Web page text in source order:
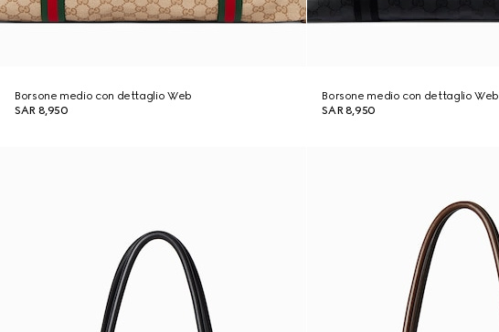
Borsone medio con dettaglio Web
SAR 8,950
Borsone medio con dettaglio Web
SAR 8,950